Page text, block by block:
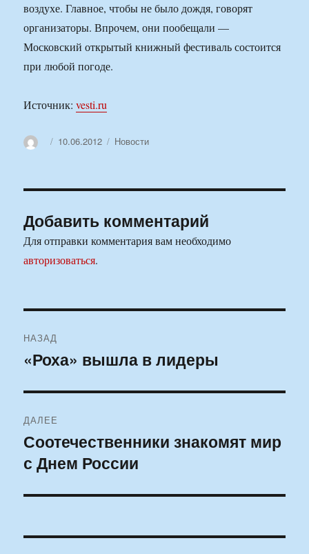
воздухе. Главное, чтобы не было дождя, говорят
организаторы. Впрочем, они пообещали —
Московский открытый книжный фестиваль состоится
при любой погоде.
Источник:vesti.ru
АвторОпубликовано
10.06.2012 Рубрики
Новости
Добавить комментарий
Для отправки комментария вам необходимо
авторизоваться.
по
НАЗАД
Предыдущая
«Роха» вышла в лидеры
ДАЛЕЕ
Следующая
запись:
Соотечественники знакомят мир
с Днем России